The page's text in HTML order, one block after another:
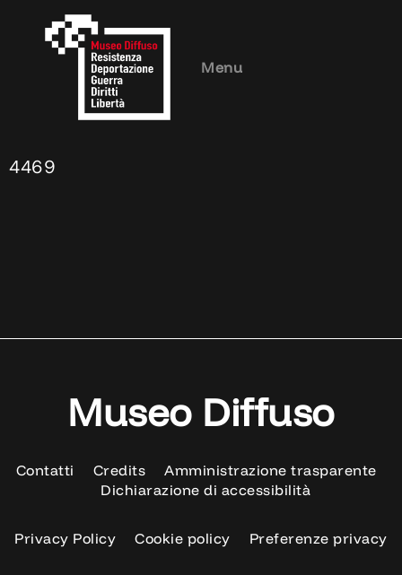
Menu
4469
Museo Diffuso
Contatti Credits
Amministrazione trasparente
Dichiarazione di accessibilità
Privacy Policy Cookie policy Preferenze privacy